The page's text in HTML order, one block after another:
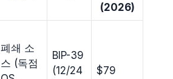
(2026)
폐쇄 소
스 (독점
BIP-39
(12/24
$79